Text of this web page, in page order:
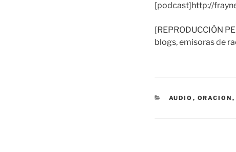
[podcast]http://
[REPRODUCCIÓN
blogs, emisoras de
CATEGORÍAS
AUDIO , ORACION ,